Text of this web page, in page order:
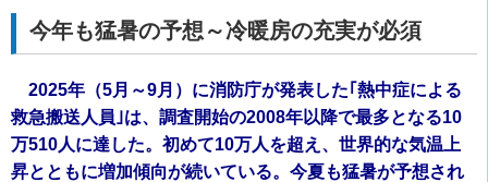
今年も猛暑の予想～冷暖房の充実が必須
2025年（5月～9月）に消防庁が発表した｢熱中症による
救急搬送人員｣は、調査開始の2008年以降で最多となる10
万510人に達した。初めて10万人を超え、世界的な気温上
昇とともに増加傾向が続いている。今夏も猛暑が予想され